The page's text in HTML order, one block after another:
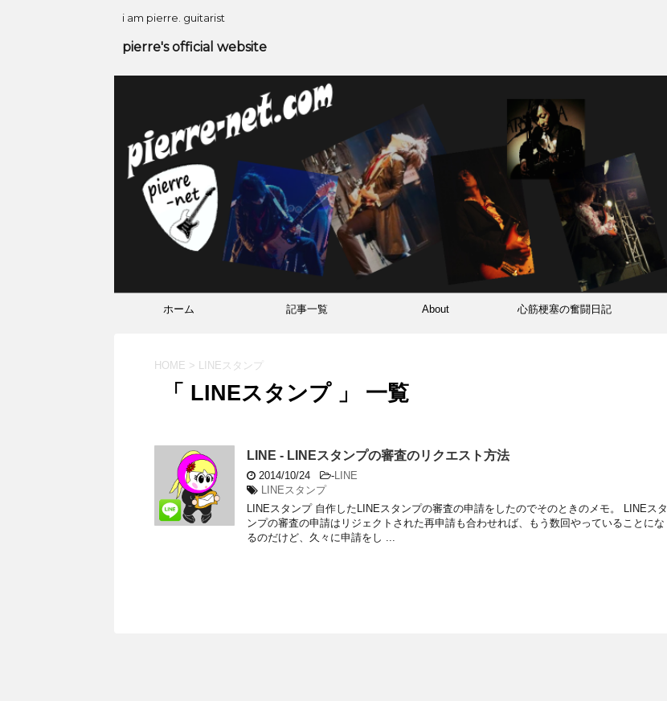
i am pierre. guitarist
pierre's official website
ホーム 記事一覧 About 心筋梗塞の奮闘日記
HOME > LINEスタンプ
「 LINEスタンプ 」 一覧
LINE - LINEスタンプの審査のリクエスト方法
2014/10/24 -LINE
LINEスタンプ
LINEスタンプ 自作したLINEスタンプの審査の申請をしたのでそのときのメモ。 LINEスタ
ンプの審査の申請はリジェクトされた再申請も合わせれば、もう数回やっていることにな
るのだけど、久々に申請をし ...